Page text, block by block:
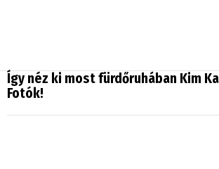
Így néz ki most fürdőruhában Kim
Fotók!